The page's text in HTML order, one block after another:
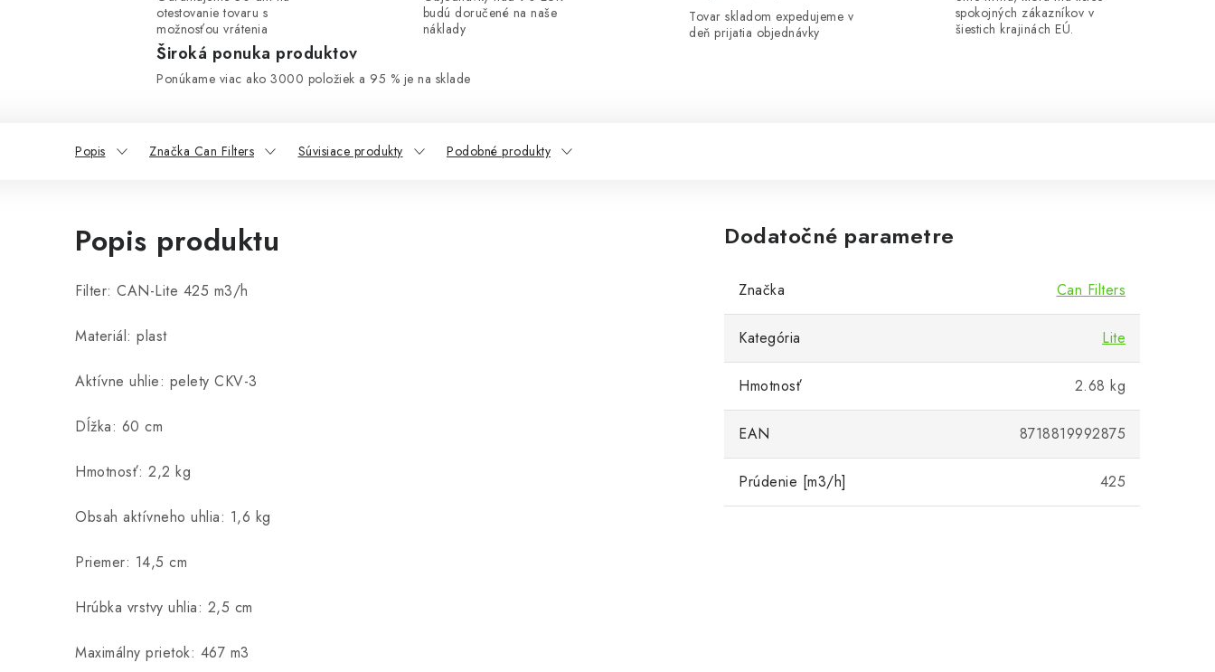
otestovanie tovaru s
možnosťou vrátenia
budú doručené na naše
náklady
Tovar skladom expedujeme v
deň prijatia objednávky
spokojných zákazníkov v
šiestich krajinách EÚ.
Široká ponuka produktov
Ponúkame viac ako 3000 položiek a 95 % je na sklade
Popis Značka Can Filters Súvisiace produkty Podobné produkty
Popis produktu
Filter: CAN-Lite 425 m3/h
Materiál: plast
Aktívne uhlie: pelety CKV-3
Dĺžka: 60 cm
Hmotnosť: 2,2 kg
Obsah aktívneho uhlia: 1,6 kg
Priemer: 14,5 cm
Hrúbka vrstvy uhlia: 2,5 cm
Maximálny prietok: 467 m3
Dodatočné parametre
Značka Can Filters
Kategória Lite
Hmotnosť 2.68 kg
EAN 8718819992875
Prúdenie [m3/h] 425